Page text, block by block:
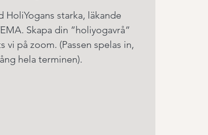
HoliYogans starka, läkande
Skapa din ”holiyogavrå”
vi på zoom. (Passen spelas in,
hela terminen).